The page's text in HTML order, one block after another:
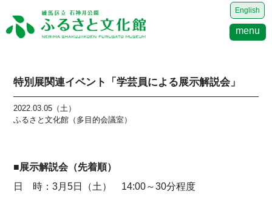
English
menu
特別展関連イベント「学芸員による展示解説会」
2022.03.05（土）
ふるさと文化館（多目的会議室）
■展示解説会（先着順）
日 時：3月5日（土） 14:00～30分程度